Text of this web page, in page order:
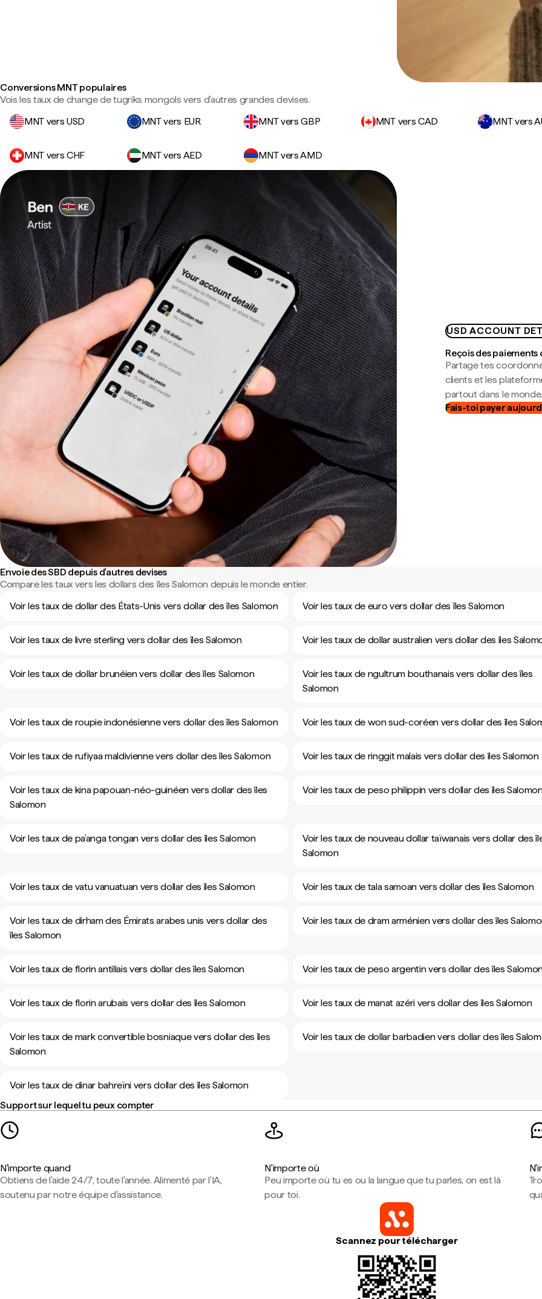
Conversions MNT populaires
Vois les taux de change de tugriks mongols vers d'autres grandes devises.
MNT vers USD
MNT vers EUR MNT vers GBP MNT vers CAD MNT vers
MNT vers CHF MNT vers AED MNT vers AMD
USD ACCOUNT
Reçois des
Partage tes
clients et les
partout dans le monde.
Fais-toi payer
Envoie des SBD depuis d'autres devises
Compare les taux vers les dollars des îles Salomon depuis le monde entier.
Voir les taux de dollar des États-Unis vers dollar des îles Salomon
Voir les taux de euro vers dollar des îles Salomon
Voir les taux de livre sterling vers dollar des îles Salomon Voir les taux de dollar australien vers dollar des îles
Voir les taux de dollar brunéien vers dollar des îles Salomon
Voir les taux de ngultrum bouthanais vers dollar des îles
Salomon
Voir les taux de roupie indonésienne vers dollar des îles Salomon Voir les taux de won sud-coréen vers dollar des îles
Voir les taux de rufiyaa maldivienne vers dollar des îles Salomon Voir les taux de ringgit malais vers dollar des îles Salomon
Voir les taux de kina papouan-néo-guinéen vers dollar des îles
Salomon
Voir les taux de peso philippin vers dollar des îles
Voir les taux de pa’anga tongan vers dollar des îles Salomon
Voir les taux de nouveau dollar taïwanais vers dollar des
Salomon
Voir les taux de vatu vanuatuan vers dollar des îles Salomon Voir les taux de tala samoan vers dollar des îles Salomon
Voir les taux de dirham des Émirats arabes unis vers dollar des
îles Salomon
Voir les taux de dram arménien vers dollar des îles
Voir les taux de florin antillais vers dollar des îles Salomon Voir les taux de peso argentin vers dollar des îles
Voir les taux de florin arubais vers dollar des îles Salomon Voir les taux de manat azéri vers dollar des îles Salomon
Voir les taux de mark convertible bosniaque vers dollar des îles
Salomon
Voir les taux de dollar barbadien vers dollar des îles
Voir les taux de dinar bahreïni vers dollar des îles Salomon
Support sur lequel tu peux compter
N'importe quand
Obtiens de l'aide 24/7, toute l'année. Alimenté par l'IA,
soutenu par notre équipe d'assistance.
N'importe où
Peu importe où tu es ou la langue que tu parles, on est là
pour toi.
Scannez pour télécharger